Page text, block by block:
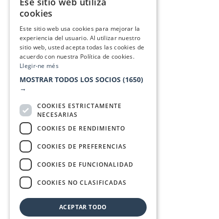
cookies
Este sitio web usa cookies para mejorar la
experiencia del usuario. Al utilizar nuestro
sitio web, usted acepta todas las cookies de
acuerdo con nuestra Política de cookies.
Llegir-ne més
MOSTRAR TODOS LOS SOCIOS (1650)
→
COOKIES ESTRICTAMENTE
NECESARIAS
COOKIES DE RENDIMIENTO
COOKIES DE PREFERENCIAS
COOKIES DE FUNCIONALIDAD
COOKIES NO CLASIFICADAS
ACEPTAR TODO